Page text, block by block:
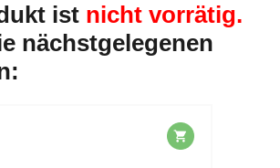
ist nicht vorrätig.
nächstgelegenen